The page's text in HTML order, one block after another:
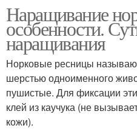
Наращивание
особенности.
наращивания
Норковые ресницы
шерстью одноименного
пушистые. Для фиксации
клей из каучука (не
кожи).